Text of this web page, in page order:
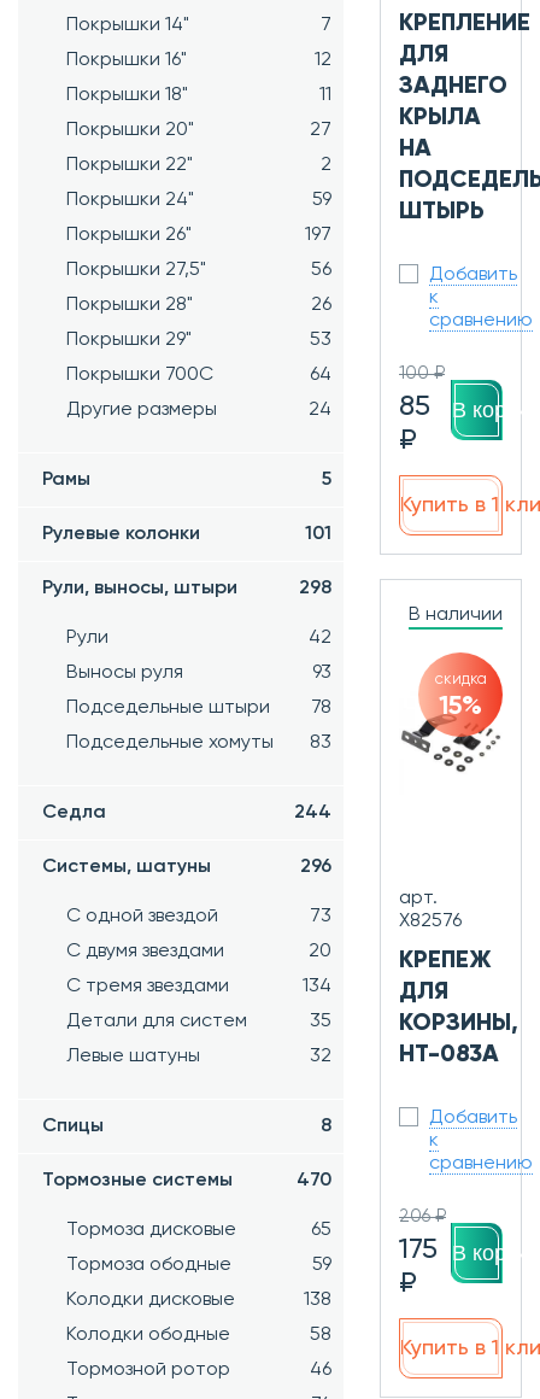
Покрышки 14"
7
Покрышки 16"
12
Покрышки 18"
11
Покрышки 20"
27
Покрышки 22"
2
Покрышки 24"
59
Покрышки 26"
197
Покрышки 27,5"
56
Покрышки 28"
26
Покрышки 29"
53
Покрышки 700C
64
Другие размеры
24
Рамы 5
Рулевые колонки 101
Рули, выносы, штыри 298
Рули
42
Выносы руля
93
Подседельные штыри
78
Подседельные хомуты
83
Седла 244
Системы, шатуны 296
С одной звездой
73
С двумя звездами
20
С тремя звездами
134
Детали для систем
35
Левые шатуны
32
Спицы 8
Тормозные системы 470
Тормоза дисковые
65
Тормоза ободные
59
Колодки дисковые
138
Колодки ободные
58
Тормозной ротор
46
КРЕПЛЕНИЕ
ДЛЯ
ЗАДНЕГО
КРЫЛА
НА
ШТЫРЬ
Добавить
к
сравнению
100 ₽
85
₽
В
Купить в 1
В наличии
скидка
15%
арт.
Х82576
КРЕПЕЖ
ДЛЯ
КОРЗИНЫ,
HT-083A
Добавить
к
сравнению
206 ₽
175
₽
В
Купить в 1